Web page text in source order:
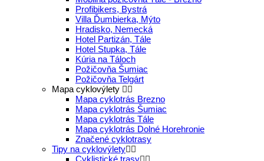
Profibikers, Bystrá
Villa Ďumbierka, Mýto
Hradisko, Nemecká
Hotel Partizán, Tále
Hotel Stupka, Tále
Kúria na Táloch
Požičovňa Šumiac
Požičovňa Telgárt
Mapa cyklovýlety
Mapa cyklotrás Brezno
Mapa cyklotrás Šumiac
Mapa cyklotrás Tále
Mapa cyklotrás Dolné Horehronie
Značené cyklotrasy
Tipy na cyklovýlety
Cyklistické trasy